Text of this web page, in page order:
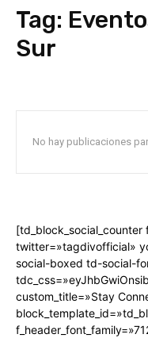
Tag:
Sur
No hay publicaciones
twitter=»tagdivofficial»
social-boxed td-social-
custom_title=»Stay